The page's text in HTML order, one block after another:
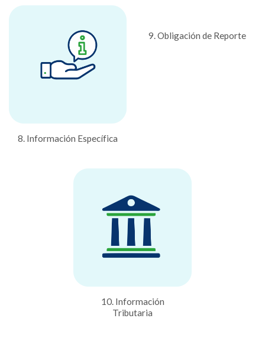
8. Información Específica
9. Obligación de Reporte
10. Información
Tributaria